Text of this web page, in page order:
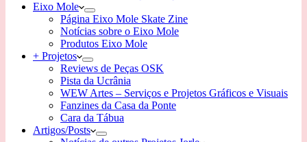
Eixo Mole
Página Eixo Mole Skate Zine
Notícias sobre o Eixo Mole
Produtos Eixo Mole
+ Projetos
Reviews de Peças OSK
Pista da Ucrânia
WEW Artes – Serviços e Projetos Gráficos e Visuais
Fanzines da Casa da Ponte
Cara da Tábua
Artigos/Posts